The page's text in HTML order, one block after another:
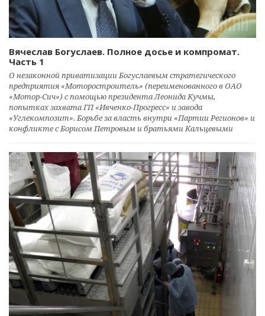
Вячеслав Богуслаев. Полное досье и компромат.
Часть 1
О незаконной приватизации Богуслаевым стратегического
предприятия «Моторостроитель» (переименованного в ОАО
«Мотор-Сич») с помощью президента Леонида Кучмы,
попытках захвата ГП «Ивченко-Прогресс» и завода
«Углекомпозит». Борьбе за власть внутри «Партии Регионов» и
конфликте с Борисом Петровым и братьями Кальцевыми